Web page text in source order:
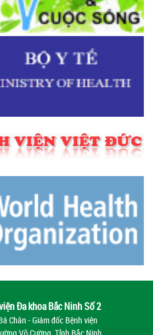
Đa khoa Bắc Ninh Số 2
Chân - Giám đốc Bệnh viện